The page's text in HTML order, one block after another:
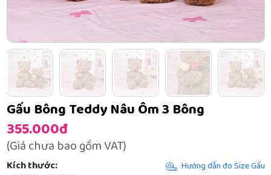
Gấu Bông Teddy Nâu Ôm 3 Bông
355.000đ
(Giá chưa bao gồm VAT)
Kích thước:
Hướng dẫn đo Size Gấu